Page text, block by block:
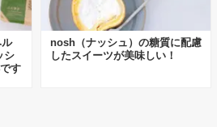
ル
シ
す
nosh（ナッシュ）の糖質に配慮
したスイーツが美味しい！